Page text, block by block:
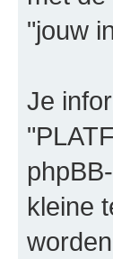
"jouw
Je
kleine